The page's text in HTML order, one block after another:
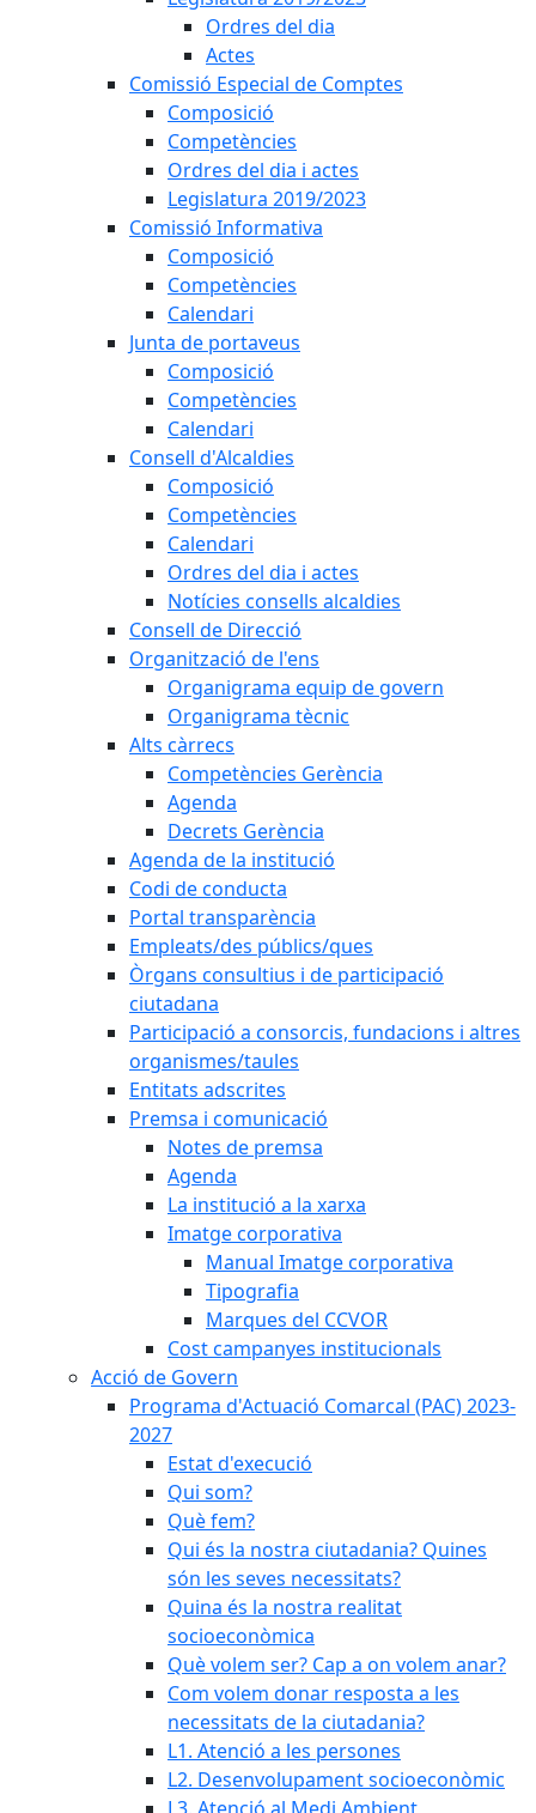
Ordres del dia
Actes
Comissió Especial de Comptes
Composició
Competències
Ordres del dia i actes
Legislatura 2019/2023
Comissió Informativa
Composició
Competències
Calendari
Junta de portaveus
Composició
Competències
Calendari
Consell d'Alcaldies
Composició
Competències
Calendari
Ordres del dia i actes
Notícies consells alcaldies
Consell de Direcció
Organització de l'ens
Organigrama equip de govern
Organigrama tècnic
Alts càrrecs
Competències Gerència
Agenda
Decrets Gerència
Agenda de la institució
Codi de conducta
Portal transparència
Empleats/des públics/ques
Òrgans consultius i de participació
ciutadana
Participació a consorcis, fundacions i altres
organismes/taules
Entitats adscrites
Premsa i comunicació
Notes de premsa
Agenda
La institució a la xarxa
Imatge corporativa
Manual Imatge corporativa
Tipografia
Marques del CCVOR
Cost campanyes institucionals
Acció de Govern
Programa d'Actuació Comarcal (PAC) 2023-
2027
Estat d'execució
Qui som?
Què fem?
Qui és la nostra ciutadania? Quines
són les seves necessitats?
Quina és la nostra realitat
socioeconòmica
Què volem ser? Cap a on volem anar?
Com volem donar resposta a les
necessitats de la ciutadania?
L1. Atenció a les persones
L2. Desenvolupament socioeconòmic